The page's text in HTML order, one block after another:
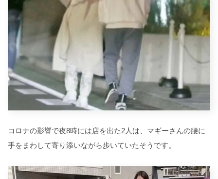
コロナの影響で夜8時には店を出た2人は、マギーさんの腰に
手をまわして寄り添いながら歩いていたそうです。